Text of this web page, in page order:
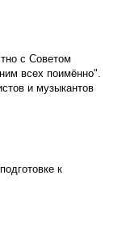
с Советом
всех поимённо".
и музыкантов
к